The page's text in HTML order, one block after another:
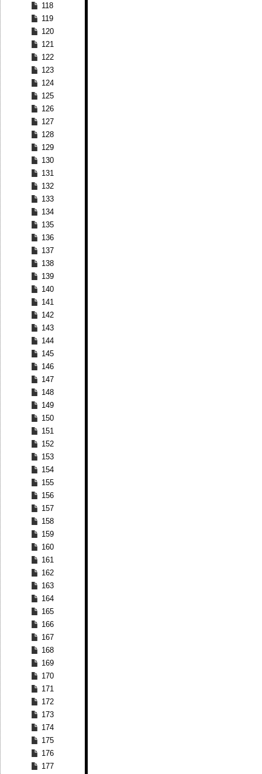
118
119
120
121
122
123
124
125
126
127
128
129
130
131
132
133
134
135
136
137
138
139
140
141
142
143
144
145
146
147
148
149
150
151
152
153
154
155
156
157
158
159
160
161
162
163
164
165
166
167
168
169
170
171
172
173
174
175
176
177